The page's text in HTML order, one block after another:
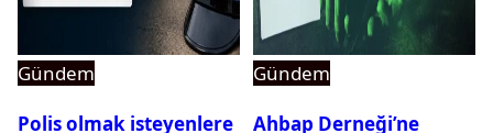
Gündem
Polis olmak isteyenlere
Gündem
Ahbap Derneği’ne